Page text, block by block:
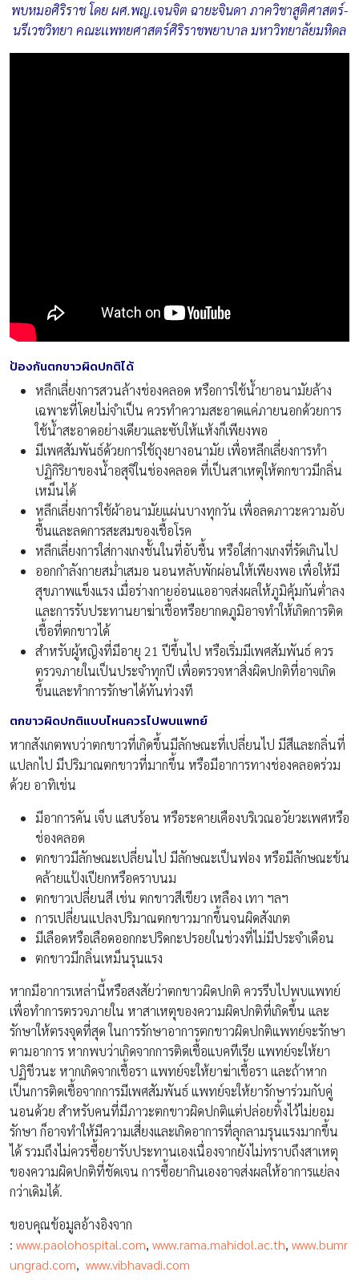
พบหมอศิริราช โดย ผศ.พญ.เจนจิต ฉายะจินดา ภาควิชาสูติศาสตร์-
นรีเวชวิทยา คณะเเพทยศาสตร์ศิริราชพยาบาล มหาวิทยาลัยมหิดล
ป้องกันตกขาวผิดปกติได้
หลีกเลี่ยงการสวนล้างช่องคลอด หรือการใช้น้ำยาอนามัยล้าง
เฉพาะที่โดยไม่จำเป็น ควรทำความสะอาดแค่ภายนอกด้วยการ
ใช้น้ำสะอาดอย่างเดียวและซับให้แห้งก็เพียงพอ
มีเพศสัมพันธ์ด้วยการใช้ถุงยางอนามัย เพื่อหลีกเลี่ยงการทำ
ปฏิกิริยาของน้ำอสุจิในช่องคลอด ที่เป็นสาเหตุให้ตกขาวมีกลิ่น
เหม็นได้
หลีกเลี่ยงการใช้ผ้าอนามัยแผ่นบางทุกวัน เพื่อลดภาวะความอับ
ชื้นและลดการสะสมของเชื้อโรค
หลีกเลี่ยงการใส่กางเกงชั้นในที่อับชื้น หรือใส่กางเกงที่รัดเกินไป
ออกกำลังกายสม่ำเสมอ นอนหลับพักผ่อนให้เพียงพอ เพื่อให้มี
สุขภาพแข็งแรง เมื่อร่างกายอ่อนแออาจส่งผลให้ภูมิคุ้มกันต่ำลง
และการรับประทานยาฆ่าเชื้อหรือยากดภูมิอาจทำให้เกิดการติด
เชื้อที่ตกขาวได้
สำหรับผู้หญิงที่มีอายุ 21 ปีขึ้นไป หรือเริ่มมีเพศสัมพันธ์ ควร
ตรวจภายในเป็นประจำทุกปี เพื่อตรวจหาสิ่งผิดปกติที่อาจเกิด
ขึ้นและทำการรักษาได้ทันท่วงที
ตกขาวผิดปกติแบบไหนควรไปพบแพทย์
หากสังเกตพบว่าตกขาวที่เกิดขึ้นมีลักษณะที่เปลี่ยนไป มีสีและกลิ่นที่
แปลกไป มีปริมาณตกขาวที่มากขึ้น หรือมีอาการทางช่องคลอดร่วม
ด้วย อาทิเช่น
มีอาการคัน เจ็บ แสบร้อน หรือระคายเคืองบริเวณอวัยวะเพศหรือ
ช่องคลอด
ตกขาวมีลักษณะเปลี่ยนไป มีลักษณะเป็นฟอง หรือมีลักษณะข้น
คล้ายแป้งเปียกหรือคราบนม
ตกขาวเปลี่ยนสี เช่น ตกขาวสีเขียว เหลือง เทา ฯลฯ
การเปลี่ยนแปลงปริมาณตกขาวมากขึ้นจนผิดสังเกต
มีเลือดหรือเลือดออกกะปริดกะปรอยในช่วงที่ไม่มีประจำเดือน
ตกขาวมีกลิ่นเหม็นรุนแรง
หากมีอาการเหล่านี้หรือสงสัยว่าตกขาวผิดปกติ ควรรีบไปพบแพทย์
เพื่อทำการตรวจภายใน หาสาเหตุของความผิดปกติที่เกิดขึ้น และ
รักษาให้ตรงจุดที่สุด ในการรักษาอาการตกขาวผิดปกติแพทย์จะรักษา
ตามอาการ หากพบว่าเกิดจากการติดเชื้อแบคทีเรีย แพทย์จะให้ยา
ปฏิชีวนะ หากเกิดจากเชื้อรา แพทย์จะให้ยาฆ่าเชื้อรา และถ้าหาก
เป็นการติดเชื้อจากการมีเพศสัมพันธ์ แพทย์จะให้ยารักษาร่วมกับคู่
นอนด้วย สำหรับคนที่มีภาวะตกขาวผิดปกติแต่ปล่อยทิ้งไว้ไม่ยอม
รักษา ก็อาจทำให้มีความเสี่ยงและเกิดอาการที่ลุกลามรุนแรงมากขึ้น
ได้ รวมถึงไม่ควรซื้อยารับประทานเองเนื่องจากยังไม่ทราบถึงสาเหตุ
ของความผิดปกติที่ชัดเจน การซื้อยากินเองอาจส่งผลให้อาการแย่ลง
กว่าเดิมได้.
ขอบคุณข้อมูลอ้างอิงจาก
: www.paolohospital.com, www.rama.mahidol.ac.th, www.bumr
ungrad.com, www.vibhavadi.com